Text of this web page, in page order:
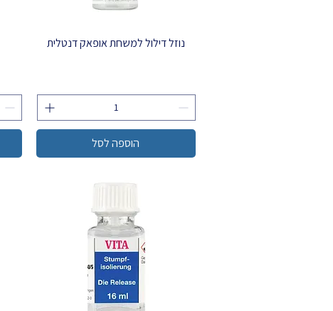
נוזל דילול למשחת אופאק דנטלית
הוספה לסל